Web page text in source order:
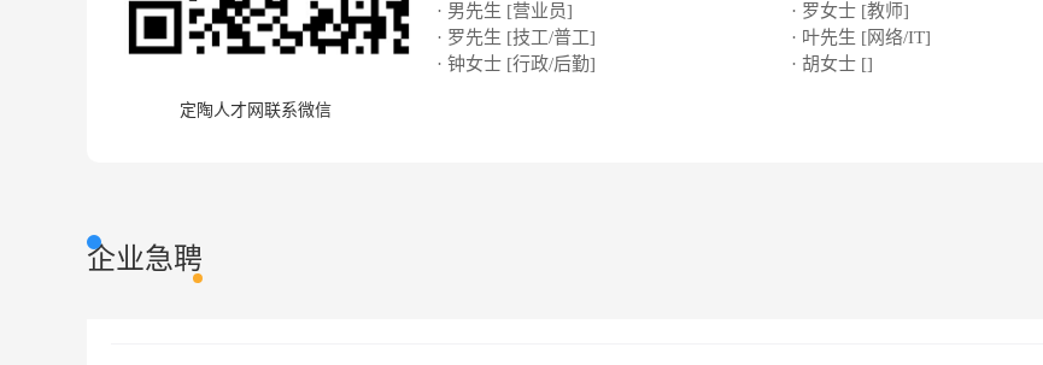
定陶人才网联系微信
· 男先生 [营业员]
· 罗女士 [教师]
· 罗先生 [技工/普工]
· 叶先生 [网络/IT]
· 钟女士 [行政/后勤]
· 胡女士 []
企业急聘